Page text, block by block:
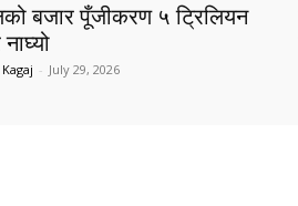
बजार पूँजीकरण ५ ट्रिलियन
- July 29, 2026